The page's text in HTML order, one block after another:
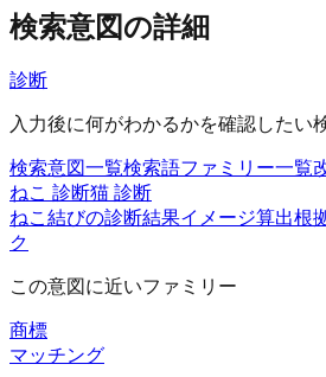
検索意図の詳細
診断
入力後に何がわかるかを確認したい
検索意図一覧検索語ファミリー一覧
ねこ 診断猫 診断
ねこ結びの診断結果イメージ算出根
ク
この意図に近いファミリー
商標
マッチング